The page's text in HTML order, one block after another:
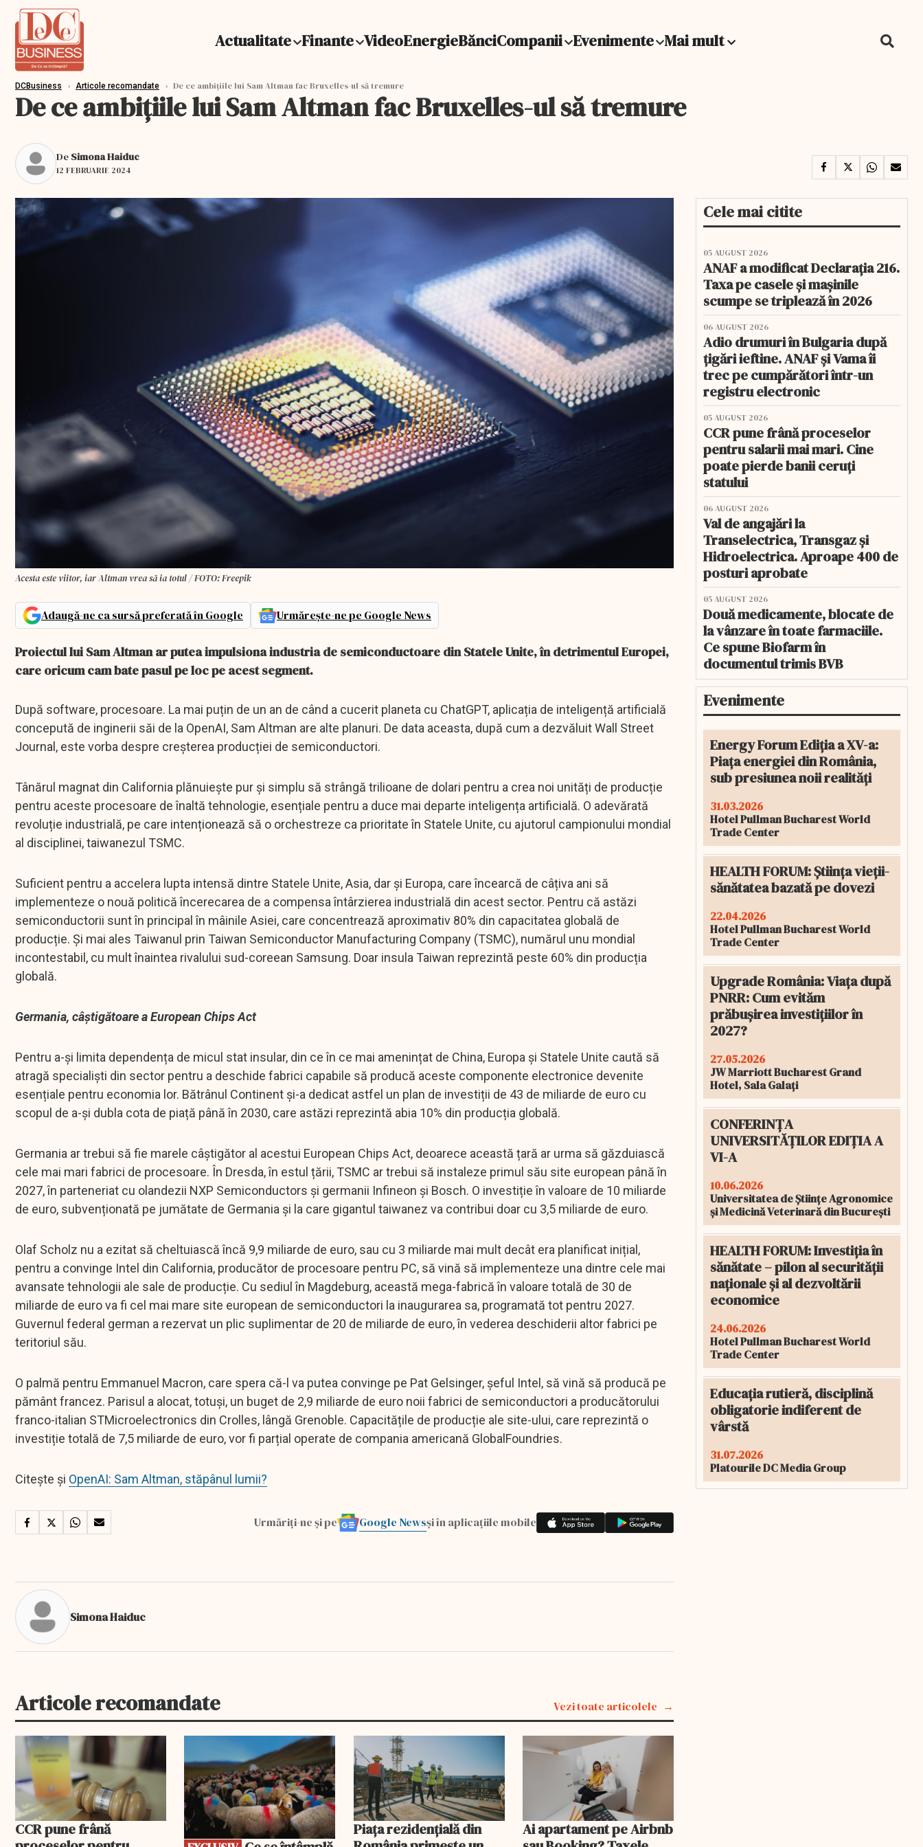
Actualitate Finante VideoEnergieBănciCompanii Evenimente Mai mult
DCBusiness › Articole recomandate › De ce ambițiile lui Sam Altman fac Bruxelles-ul să tremure
De ce ambițiile lui Sam Altman fac Bruxelles-ul să tremure
De Simona Haiduc
12 FEBRUARIE 2024
Acesta este viitor, iar Altman vrea să ia totul / FOTO: Freepik
Adaugă-ne ca sursă preferată în Google Urmărește-ne pe Google News
Proiectul lui Sam Altman ar putea impulsiona industria de semiconductoare din Statele Unite, în detrimentul Europei,
care oricum cam bate pasul pe loc pe acest segment.
După software, procesoare. La mai puțin de un an de când a cucerit planeta cu ChatGPT, aplicația de inteligență artificială
concepută de inginerii săi de la OpenAI, Sam Altman are alte planuri. De data aceasta, după cum a dezvăluit Wall Street
Journal, este vorba despre creșterea producției de semiconductori.
Tânărul magnat din California plănuiește pur și simplu să strângă trilioane de dolari pentru a crea noi unități de producție
pentru aceste procesoare de înaltă tehnologie, esențiale pentru a duce mai departe inteligența artificială. O adevărată
revoluție industrială, pe care intenționează să o orchestreze ca prioritate în Statele Unite, cu ajutorul campionului mondial
al disciplinei, taiwanezul TSMC.
Suficient pentru a accelera lupta intensă dintre Statele Unite, Asia, dar și Europa, care încearcă de câțiva ani să
implementeze o nouă politică încerecarea de a compensa întârzierea industrială din acest sector. Pentru că astăzi
semiconductorii sunt în principal în mâinile Asiei, care concentrează aproximativ 80% din capacitatea globală de
producție. Și mai ales Taiwanul prin Taiwan Semiconductor Manufacturing Company (TSMC), numărul unu mondial
incontestabil, cu mult înaintea rivalului sud-coreean Samsung. Doar insula Taiwan reprezintă peste 60% din producția
globală.
Germania, câștigătoare a European Chips Act
Pentru a-și limita dependența de micul stat insular, din ce în ce mai amenințat de China, Europa și Statele Unite caută să
atragă specialiști din sector pentru a deschide fabrici capabile să producă aceste componente electronice devenite
esențiale pentru economia lor. Bătrânul Continent și-a dedicat astfel un plan de investiții de 43 de miliarde de euro cu
scopul de a-și dubla cota de piață până în 2030, care astăzi reprezintă abia 10% din producția globală.
Germania ar trebui să fie marele câștigător al acestui European Chips Act, deoarece această țară ar urma să găzduiască
cele mai mari fabrici de procesoare. În Dresda, în estul țării, TSMC ar trebui să instaleze primul său site european până în
2027, în parteneriat cu olandezii NXP Semiconductors și germanii Infineon și Bosch. O investiție în valoare de 10 miliarde
de euro, subvenționată pe jumătate de Germania și la care gigantul taiwanez va contribui doar cu 3,5 miliarde de euro.
Olaf Scholz nu a ezitat să cheltuiască încă 9,9 miliarde de euro, sau cu 3 miliarde mai mult decât era planificat inițial,
pentru a convinge Intel din California, producător de procesoare pentru PC, să vină să implementeze una dintre cele mai
avansate tehnologii ale sale de producție. Cu sediul în Magdeburg, această mega-fabrică în valoare totală de 30 de
miliarde de euro va fi cel mai mare site european de semiconductori la inaugurarea sa, programată tot pentru 2027.
Guvernul federal german a rezervat un plic suplimentar de 20 de miliarde de euro, în vederea deschiderii altor fabrici pe
teritoriul său.
O palmă pentru Emmanuel Macron, care spera că-l va putea convinge pe Pat Gelsinger, șeful Intel, să vină să producă pe
pământ francez. Parisul a alocat, totuși, un buget de 2,9 miliarde de euro noii fabrici de semiconductori a producătorului
franco-italian STMicroelectronics din Crolles, lângă Grenoble. Capacitățile de producție ale site-ului, care reprezintă o
investiție totală de 7,5 miliarde de euro, vor fi parțial operate de compania americană GlobalFoundries.
Citește și OpenAI: Sam Altman, stăpânul lumii?
Urmăriți-ne și pe Google Newsși în aplicațiile mobile
Simona Haiduc
Articole recomandate Vezi toate articolele
CCR pune frână
EXCLUSIV
Piața rezidențială din
Ai apartament pe Airbnb
Cele mai citite
05 AUGUST 2026
ANAF a modificat Declarația 216.
Taxa pe casele și mașinile
scumpe se triplează în 2026
06 AUGUST 2026
Adio drumuri în Bulgaria după
țigări ieftine. ANAF și Vama îi
trec pe cumpărători într-un
registru electronic
05 AUGUST 2026
CCR pune frână proceselor
pentru salarii mai mari. Cine
poate pierde banii ceruți
statului
06 AUGUST 2026
Val de angajări la
Transelectrica, Transgaz și
Hidroelectrica. Aproape 400 de
posturi aprobate
05 AUGUST 2026
Două medicamente, blocate de
la vânzare în toate farmaciile.
Ce spune Biofarm în
documentul trimis BVB
Evenimente
Energy Forum Ediția a XV-a:
Piața energiei din România,
sub presiunea noii realități
31.03.2026
Hotel Pullman Bucharest World
Trade Center
HEALTH FORUM: Știința vieții-
sănătatea bazată pe dovezi
22.04.2026
Hotel Pullman Bucharest World
Trade Center
Upgrade România: Viața după
PNRR: Cum evităm
prăbușirea investițiilor în
2027?
27.05.2026
JW Marriott Bucharest Grand
Hotel, Sala Galați
CONFERINȚA
UNIVERSITĂȚILOR EDIȚIA A
VI-A
10.06.2026
Universitatea de Științe Agronomice
și Medicină Veterinară din București
HEALTH FORUM: Investiția în
sănătate – pilon al securității
naționale și al dezvoltării
economice
24.06.2026
Hotel Pullman Bucharest World
Trade Center
Educația rutieră, disciplină
obligatorie indiferent de
vârstă
31.07.2026
Platourile DC Media Group